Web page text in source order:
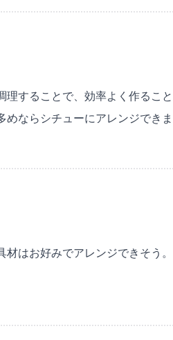
することで、効率よく作るこ
ならシチューにアレンジでき
はお好みでアレンジできそう